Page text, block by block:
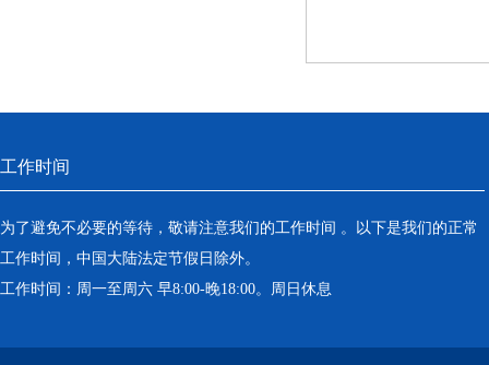
工作时间
为了避免不必要的等待，敬请注意我们的工作时间 。以下是我们的正常
工作时间，中国大陆法定节假日除外。
工作时间：周一至周六 早8:00-晚18:00。周日休息